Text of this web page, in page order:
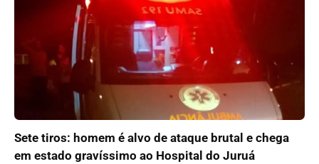
Sete tiros: homem é alvo de ataque brutal e chega
em estado gravíssimo ao Hospital do Juruá